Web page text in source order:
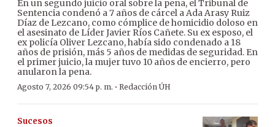
En un segundo juicio oral sobre la pena, el Tribunal de
Sentencia condenó a 7 años de cárcel a Ada Arasy Ruiz
Díaz de Lezcano, como cómplice de homicidio doloso en
el asesinato de Líder Javier Ríos Cañete. Su ex esposo, el
ex policía Oliver Lezcano, había sido condenado a 18
años de prisión, más 5 años de medidas de seguridad. En
el primer juicio, la mujer tuvo 10 años de encierro, pero
anularon la pena.
Agosto 7, 2026 09:54 p. m. · Redacción ÚH
Sucesos